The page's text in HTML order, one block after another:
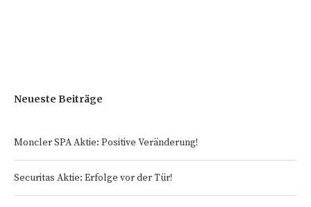
Neueste Beiträge
Moncler SPA Aktie: Positive Veränderung!
Securitas Aktie: Erfolge vor der Tür!